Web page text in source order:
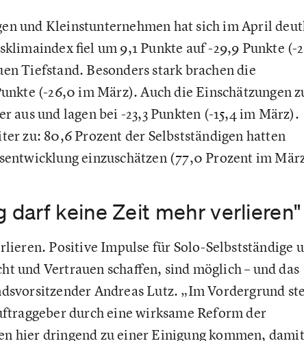
und Kleinstunternehmen hat sich im April
fiel um 9,1 Punkte auf -29,9 Punkte (-
Tiefstand. Besonders stark brachen die
(-26,0 im März). Auch die Einschätzungen
und lagen bei -23,3 Punkten (-15,4 im März).
zu: 80,6 Prozent der Selbstständigen hatten
einzuschätzen (77,0 Prozent im
darf keine Zeit mehr verlieren"
Positive Impulse für Solo-Selbstständige
und Vertrauen schaffen, sind möglich – und das
Andreas Lutz. „Im Vordergrund
durch eine wirksame Reform der
hier dringend zu einer Einigung kommen, damit